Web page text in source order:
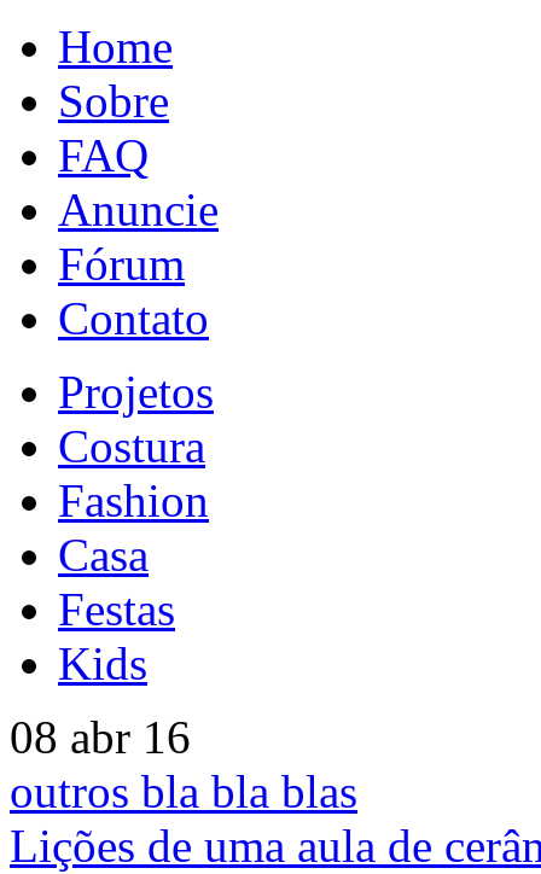
Home
Sobre
FAQ
Anuncie
Fórum
Contato
Projetos
Costura
Fashion
Casa
Festas
Kids
08 abr 16
outros bla bla blas
Lições de uma aula de